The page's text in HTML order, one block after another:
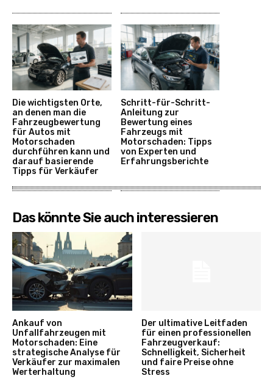
Die wichtigsten Orte,
an denen man die
Fahrzeugbewertung
für Autos mit
Motorschaden
durchführen kann und
darauf basierende
Tipps für Verkäufer
Schritt-für-Schritt-
Anleitung zur
Bewertung eines
Fahrzeugs mit
Motorschaden: Tipps
von Experten und
Erfahrungsberichte
Das könnte Sie auch interessieren
Ankauf von
Unfallfahrzeugen mit
Motorschaden: Eine
strategische Analyse für
Verkäufer zur maximalen
Werterhaltung
Der ultimative Leitfaden
für einen professionellen
Fahrzeugverkauf:
Schnelligkeit, Sicherheit
und faire Preise ohne
Stress